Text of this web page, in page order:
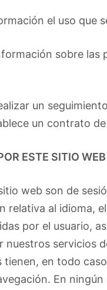
el uso que
sobre las
un
un contrato
ESTE SITIO WEB
web son de
relativa al idioma,
por el usuario,
nuestros servicios
tienen, en todo
En